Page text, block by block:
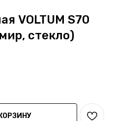
VOLTUM S70
стекло)